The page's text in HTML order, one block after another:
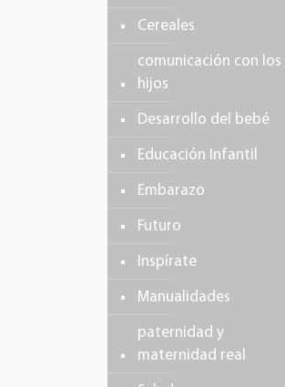
Cereales
comunicación con los
hijos
Desarrollo del bebé
Educación Infantil
Embarazo
Futuro
Inspírate
Manualidades
paternidad y
maternidad real